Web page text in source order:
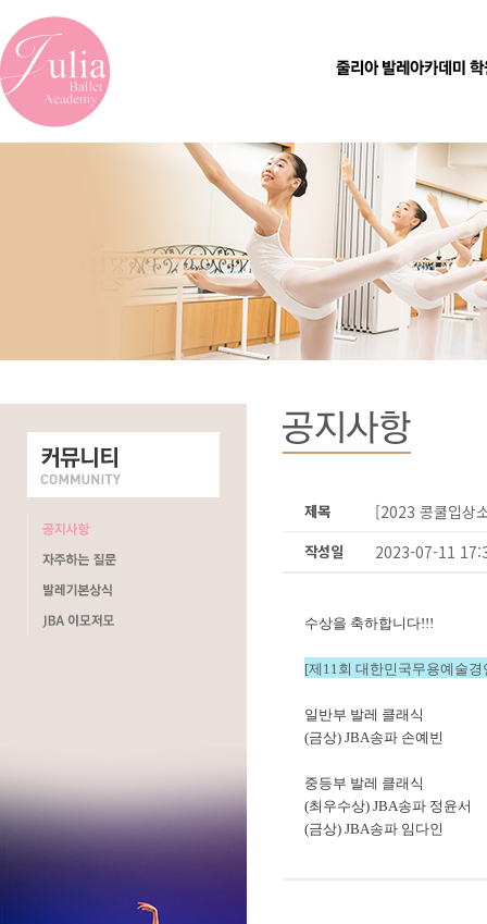
제목 [2023 콩쿨입상
작성일 2023-07-11
수상을 축하합니다!!!
[제11회 대한민국무용예술경
일반부 발레 클래식
(금상) JBA송파 손예빈
중등부 발레 클래식
(최우수상) JBA송파 정윤서
(금상) JBA송파 임다인